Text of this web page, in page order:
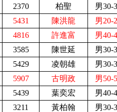
2370 柏聖
男30-
5431 陳洪龍
男20-
4816 許進富
男40-
3585 陳世延
男30-
5429 凌朝雄
男30-
5907 古明政
男50-
5439 葉奕宏
男40-
3211 黃柏翰
男30-